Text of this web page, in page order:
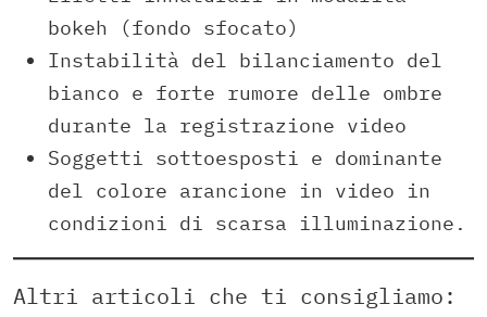
bokeh (fondo sfocato)
Instabilità del bilanciamento del
bianco e forte rumore delle ombre
durante la registrazione video
Soggetti sottoesposti e dominante
del colore arancione in video in
condizioni di scarsa illuminazione.
Altri articoli che ti consigliamo: